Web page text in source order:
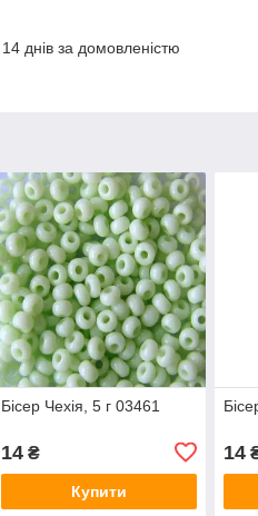
днів за домовленістю
Бісер Чехія, 5 г 03461
14₴
Купити
14